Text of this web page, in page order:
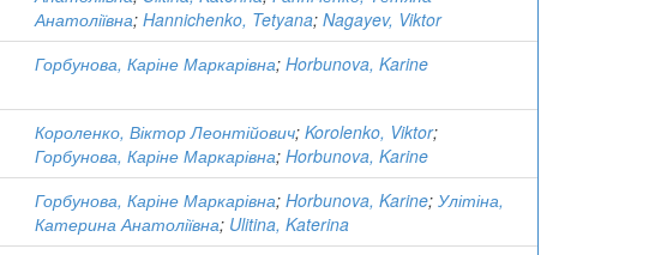
Анатоліївна; Hannichenko, Tetyana; Nagayev, Viktor
Горбунова, Каріне Маркарівна; Horbunova, Karine
Короленко, Віктор Леонтійович; Korolenko, Viktor;
Горбунова, Каріне Маркарівна; Horbunova, Karine
Горбунова, Каріне Маркарівна; Horbunova, Karine; Улітіна,
Катерина Анатоліївна; Ulitina, Katerina